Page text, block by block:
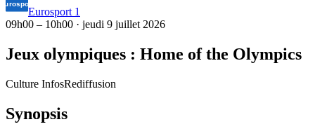
Eurosport 1
09h00 – 10h00 · jeudi 9 juillet 2026
Jeux olympiques : Home of the Olympics
Culture InfosRediffusion
Synopsis